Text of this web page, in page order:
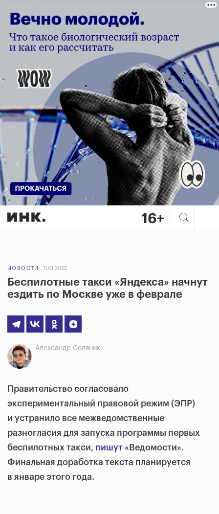
НОВОСТИ 11.01.2022
Беспилотные такси «Яндекса» начнут
ездить по Москве уже в феврале
Александр Соляник
Правительство согласовало
экспериментальный правовой режим (ЭПР)
и устранило все межведомственные
разногласия для запуска программы первых
беспилотных такси, пишут «Ведомости».
Финальная доработка текста планируется
в январе этого года.